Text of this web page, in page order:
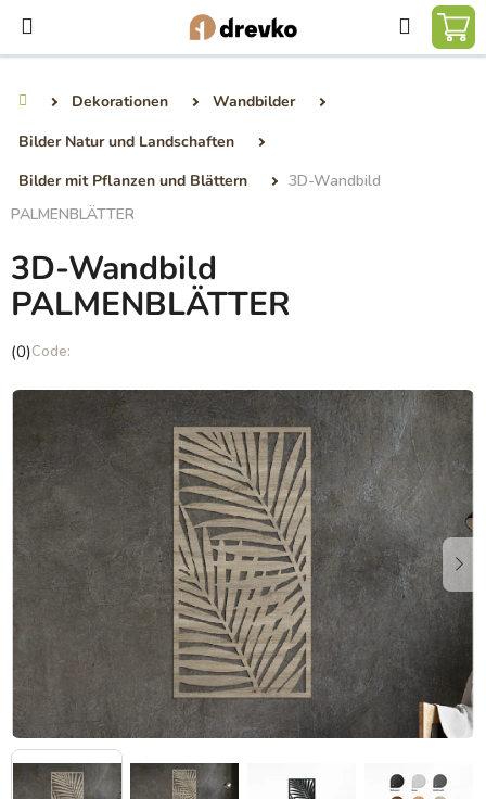
Inhalt
springen
Suchen
Dekorationen
Wandbilder
Bilder Natur und Landschaften
Bilder mit Pflanzen und Blättern
3D-Wandbild
PALMENBLÄTTER
3D-Wandbild
PALMENBLÄTTER
Die
Produktbewertung
von
Sternen.
(0)